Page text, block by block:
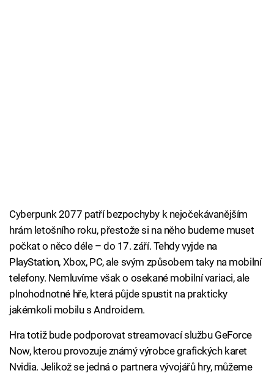
Cyberpunk 2077 patří bezpochyby k nejočekávanějším
hrám letošního roku, přestože si na něho budeme muset
počkat o něco déle – do 17. září. Tehdy vyjde na
PlayStation, Xbox, PC, ale svým způsobem taky na mobilní
telefony. Nemluvíme však o osekané mobilní variaci, ale
plnohodnotné hře, která půjde spustit na prakticky
jakémkoli mobilu s Androidem.
Hra totiž bude podporovat streamovací službu GeForce
Now, kterou provozuje známý výrobce grafických karet
Nvidia. Jelikož se jedná o partnera vývojářů hry, můžeme